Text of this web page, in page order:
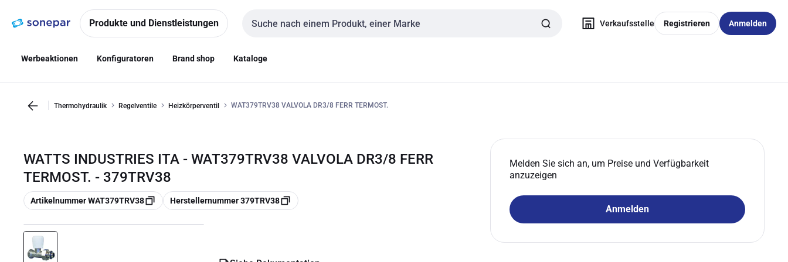
NavigationInhalt
Produkte und Dienstleistungen
Sucheingabe
Verkaufsstelle Registrieren Anmelden
Werbeaktionen Konfiguratoren Brand shop Kataloge
Thermohydraulik Regelventile Heizkörperventil WAT379TRV38 VALVOLA DR3/8 FERR TERMOST.
WATTS INDUSTRIES ITA - WAT379TRV38 VALVOLA DR3/8 FERR
TERMOST. - 379TRV38
Kopieren
Artikelnummer WAT379TRV38 Kopieren
Herstellernummer 379TRV38
Melden Sie sich an, um Preise und Verfügbarkeit
anzuzeigen
Anmelden